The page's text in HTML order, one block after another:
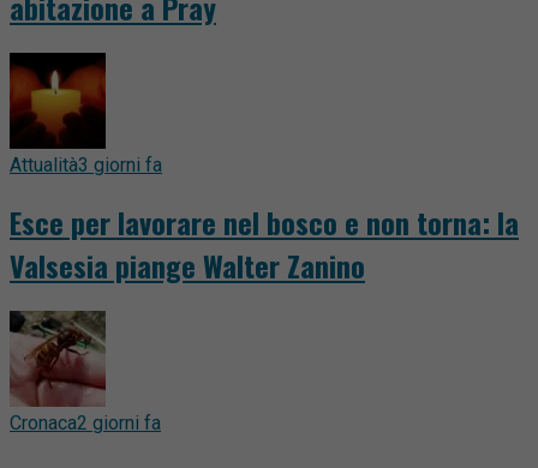
Attualità3 giorni fa
Esce per lavorare nel bosco e non torna: la
Valsesia piange Walter Zanino
Cronaca2 giorni fa